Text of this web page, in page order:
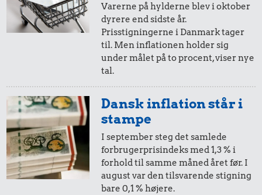
72 kr.
Cykel
1,63 kr.
Snaps
1/2 kg skæreost
Varerne på hylderne blev i oktober
dyrere end sidste år.
Prisstigningerne i Danmark tager
til. Men inflationen holder sig
under målet på to procent, viser nye
tal.
Dansk inflation står i
stampe
I september steg det samlede
forbrugerprisindeks med 1,3 % i
forhold til samme måned året før. I
august var den tilsvarende stigning
bare 0,1 % højere.